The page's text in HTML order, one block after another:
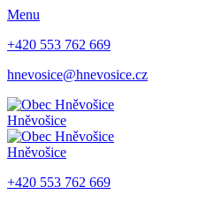
Menu
+420 553 762 669
hnevosice@hnevosice.cz
Hněvošice
Hněvošice
+420 553 762 669